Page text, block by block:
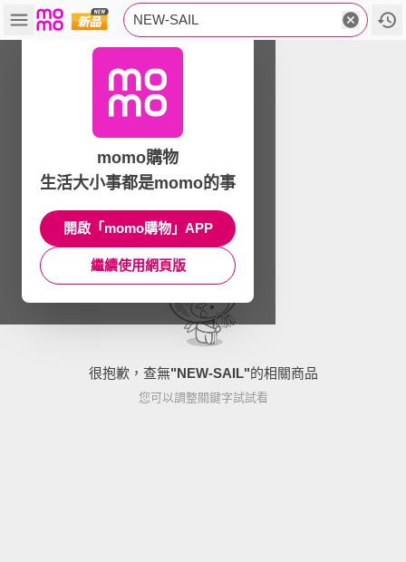
NEW-SAIL
很抱歉，查無"NEW-SAIL"的相關商品
您可以調整關鍵字試試看
momo購物
生活大小事都是momo的事
開啟「momo購物」APP
繼續使用網頁版